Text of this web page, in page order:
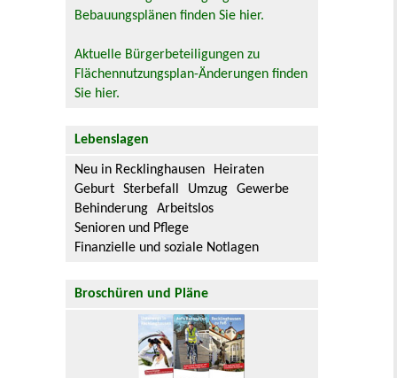
Bebauungsplänen finden Sie hier.
Aktuelle Bürgerbeteiligungen zu
Flächennutzungsplan-Änderungen finden
Sie hier.
Lebenslagen
Neu in Recklinghausen
Heiraten
Geburt
Sterbefall Umzug
Gewerbe
Behinderung
Arbeitslos
Senioren und Pflege
Finanzielle und soziale Notlagen
Broschüren und Pläne